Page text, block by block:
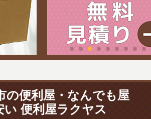
の便利屋・なんでも屋
い 便利屋ラクヤス